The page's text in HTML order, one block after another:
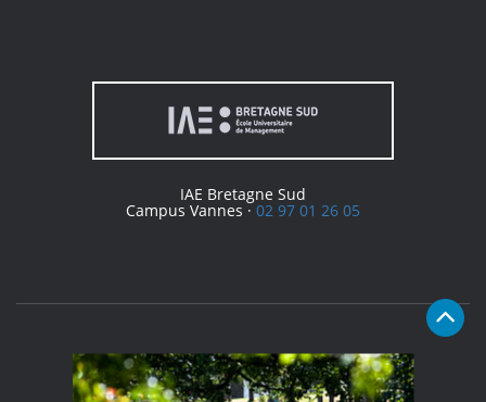
IAE Bretagne Sud
Campus Vannes ·02 97 01 26 05